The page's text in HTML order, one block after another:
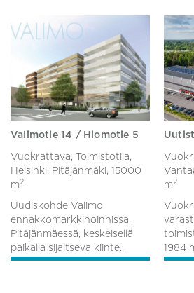
Valimotie 14 / Hiomotie 5
Vuokrattava, Toimistotila,
Helsinki, Pitäjänmäki, 15000
m 2
Uudiskohde Valimo
ennakkomarkkinoinnissa.
Pitäjänmäessä, keskeisellä
paikalla sijaitseva kiinte...
m 2
1984